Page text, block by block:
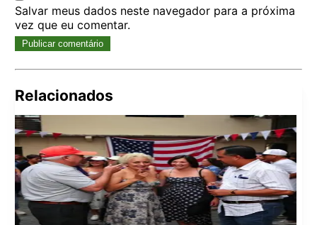
Salvar meus dados neste navegador para a próxima
vez que eu comentar.
Relacionados
por: